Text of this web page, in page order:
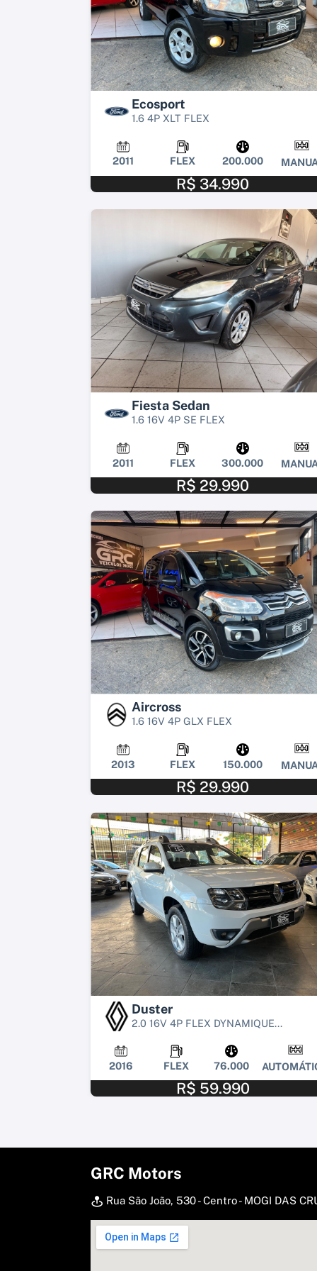
Ecosport
1.6 4P XLT FLEX
2011 FLEX 200.000
R$ 34.990
Fiesta Sedan
1.6 16V 4P SE FLEX
2011 FLEX 300.000
R$ 29.990
Aircross
1.6 16V 4P GLX FLEX
2013 FLEX 150.000
R$ 29.990
Duster
2.0 16V 4P FLEX DYNAMIQUE...
2016 FLEX 76.000
R$ 59.990
GRC Motors
Rua São João, 530 - Centro - MOGI DAS